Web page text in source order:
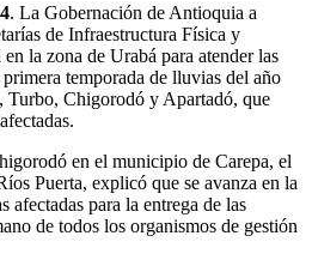
. La Gobernación de Antioquia a
de Infraestructura Física y
la zona de Urabá para atender las
temporada de lluvias del año
Turbo, Chigorodó y Apartadó, que
en el municipio de Carepa, el
Puerta, explicó que se avanza en la
afectadas para la entrega de las
de todos los organismos de gestión